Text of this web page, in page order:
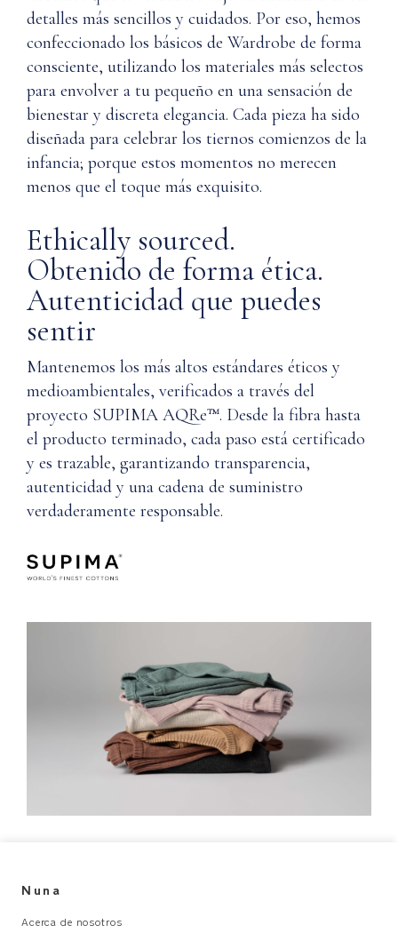
detalles más sencillos y cuidados. Por eso, hemos
confeccionado los básicos de Wardrobe de forma
consciente, utilizando los materiales más selectos
para envolver a tu pequeño en una sensación de
bienestar y discreta elegancia. Cada pieza ha sido
diseñada para celebrar los tiernos comienzos de la
infancia; porque estos momentos no merecen
menos que el toque más exquisito.
Ethically sourced.
Obtenido de forma ética.
Autenticidad que puedes
sentir
Mantenemos los más altos estándares éticos y
medioambientales, verificados a través del
proyecto SUPIMA AQRe™. Desde la fibra hasta
el producto terminado, cada paso está certificado
y es trazable, garantizando transparencia,
autenticidad y una cadena de suministro
verdaderamente responsable.
Nuna
Acerca de nosotros